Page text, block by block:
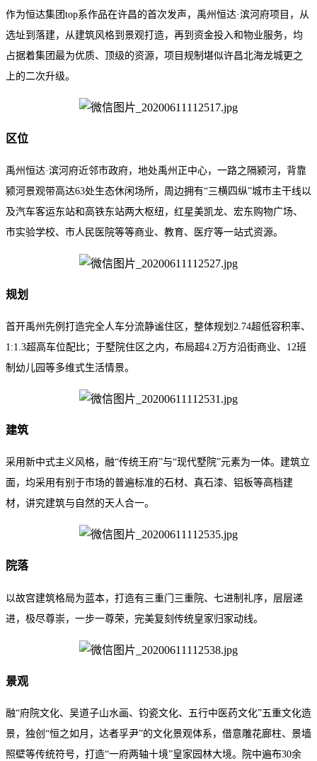
作为恒达集团top系作品在许昌的首次发声，禹州恒达·滨河府项目，从
选址到落建，从建筑风格到景观打造，再到资金投入和物业服务，均
占据着集团最为优质、顶级的资源，项目规制堪似许昌北海龙城更之
上的二次升级。
区位
禹州恒达·滨河府近邻市政府，地处禹州正中心，一路之隔颍河，背靠
颍河景观带高达63处生态休闲场所，周边拥有“三横四纵”城市主干线以
及汽车客运东站和高铁东站两大枢纽，红星美凯龙、宏东购物广场、
市实验学校、市人民医院等等商业、教育、医疗等一站式资源。
规划
首开禹州先例打造完全人车分流静谧住区，整体规划2.74超低容积率、
1:1.3超高车位配比；于墅院住区之内，布局超4.2万方沿街商业、12班
制幼儿园等多维式生活情景。
建筑
采用新中式主义风格，融“传统王府”与“现代墅院”元素为一体。建筑立
面，均采用有别于市场的普遍标准的石材、真石漆、铝板等高档建
材，讲究建筑与自然的天人合一。
院落
以故宫建筑格局为蓝本，打造有三重门三重院、七进制礼序，层层递
进，极尽尊崇，一步一尊荣，完美复刻传统皇家归家动线。
景观
融“府院文化、吴道子山水画、钧瓷文化、五行中医药文化”五重文化造
景，独创“恒之如月，达者孚尹”的文化景观体系，借意雕花廊柱、景墙
照壁等传统符号，打造“一府两轴十境”皇家园林大境。院中遍布30余